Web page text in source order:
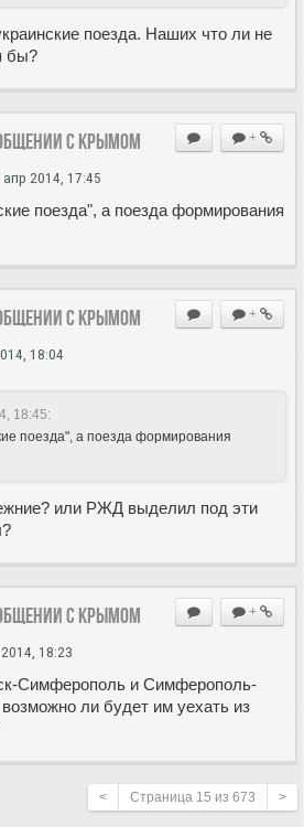
поезда. Наших что ли не
бы?
+
с Крымом
апр 2014, 17:45
поезда", а поезда формирования
+
с Крымом
18:04
18:45:
поезда", а поезда формирования
или РЖД выделил под эти
+
с Крымом
18:23
Симферополь и Симферополь-
ли будет им уехать из
< Страница 15 из 673 >